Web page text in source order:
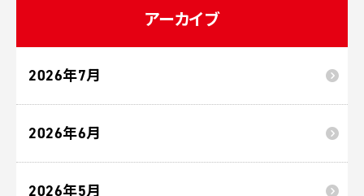
アーカイブ
2026年7月
2026年6月
2026年5月